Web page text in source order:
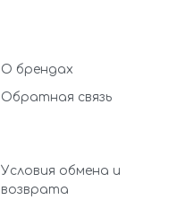
О брендах
Обратная связь
Условия обмена и
возврата